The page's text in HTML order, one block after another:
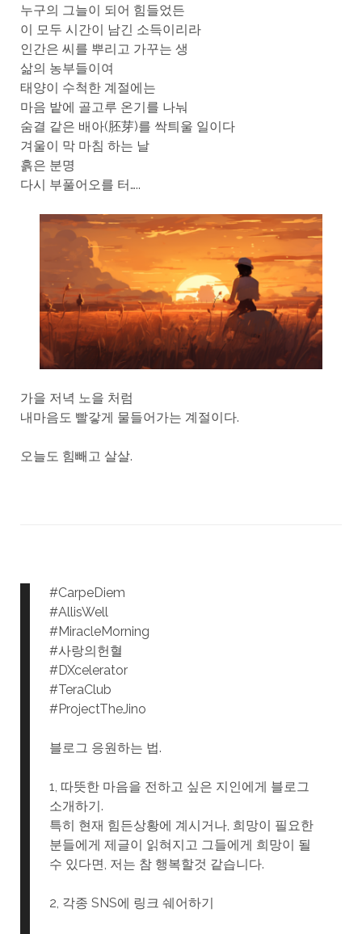
누구의 그늘이 되어 힘들었든
이 모두 시간이 남긴 소득이리라
인간은 씨를 뿌리고 가꾸는 생
삶의 농부들이여
태양이 수척한 계절에는
마음 밭에 골고루 온기를 나눠
숨결 같은 배아(胚芽)를 싹틔울 일이다
겨울이 막 마침 하는 날
흙은 분명
다시 부풀어오를 터…..
가을 저녁 노을 처럼
내마음도 빨갛게 물들어가는 계절이다.
오늘도 힘빼고 살살.
#CarpeDiem
#AllisWell
#MiracleMorning
#사랑의헌혈
#DXcelerator
#TeraClub
#ProjectTheJino
블로그 응원하는 법.
1, 따뜻한 마음을 전하고 싶은 지인에게 블로그
소개하기.
특히 현재 힘든상황에 계시거나, 희망이 필요한
분들에게 제글이 읽혀지고 그들에게 희망이 될
수 있다면, 저는 참 행복할것 같습니다.
2, 각종 SNS에 링크 쉐어하기